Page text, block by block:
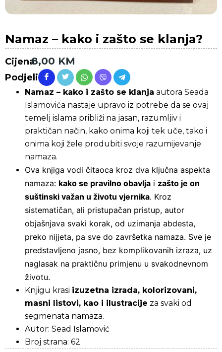
Namaz – kako i zašto se klanja?
Cijena8,00 KM
Podjeli
Namaz – kako i zašto se klanja autora Seada
Islamovića nastaje upravo iz potrebe da se ovaj
temelj islama približi na jasan, razumljiv i
praktičan način, kako onima koji tek uče, tako i
onima koji žele produbiti svoje razumijevanje
namaza.
Ova knjiga vodi čitaoca kroz dva ključna aspekta
namaza: kako se pravilno obavlja i zašto je on
suštinski važan u životu vjernika. Kroz
sistematičan, ali pristupačan pristup, autor
objašnjava svaki korak, od uzimanja abdesta,
preko nijjeta, pa sve do završetka namaza. Sve je
predstavljeno jasno, bez komplikovanih izraza, uz
naglasak na praktičnu primjenu u svakodnevnom
životu.
Knjigu krasi izuzetna izrada, kolorizovani,
masni listovi, kao i ilustracije za svaki od
segmenata namaza.
Autor: Sead Islamović
Broj strana: 62